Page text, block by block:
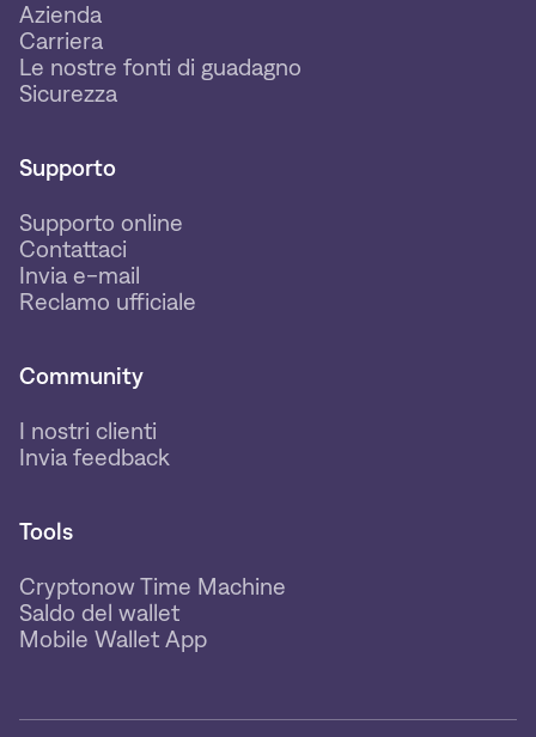
Azienda
Carriera
Le nostre fonti di guadagno
Sicurezza
Supporto
Supporto online
Contattaci
Invia e-mail
Reclamo ufficiale
Community
I nostri clienti
Invia feedback
Tools
Cryptonow Time Machine
Saldo del wallet
Mobile Wallet App